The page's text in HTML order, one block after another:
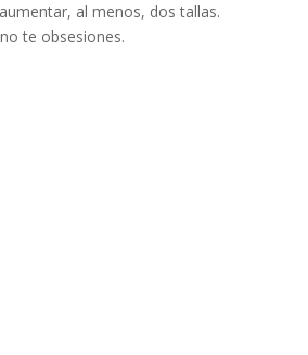
al menos, dos tallas.
te obsesiones.